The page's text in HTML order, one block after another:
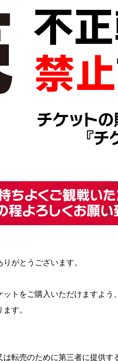
がとうございます。
トをご購入いただけますよう
す。
転売のために第三者に提供す